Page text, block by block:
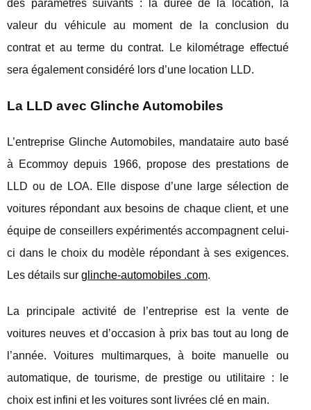
des paramètres suivants : la durée de la location, la
valeur du véhicule au moment de la conclusion du
contrat et au terme du contrat. Le kilométrage effectué
sera également considéré lors d’une location LLD.
La LLD avec Glinche Automobiles
L’entreprise Glinche Automobiles, mandataire auto basé
à Ecommoy depuis 1966, propose des prestations de
LLD ou de LOA. Elle dispose d’une large sélection de
voitures répondant aux besoins de chaque client, et une
équipe de conseillers expérimentés accompagnent celui-
ci dans le choix du modèle répondant à ses exigences.
Les détails sur glinche-automobiles .com.
La principale activité de l’entreprise est la vente de
voitures neuves et d’occasion à prix bas tout au long de
l’année. Voitures multimarques, à boite manuelle ou
automatique, de tourisme, de prestige ou utilitaire : le
choix est infini et les voitures sont livrées clé en main.